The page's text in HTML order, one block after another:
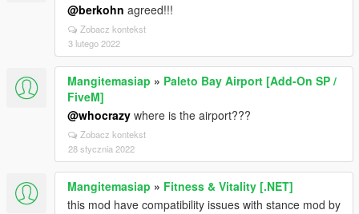
@berkohn agreed!!!
Zobacz kontekst
3 lutego 2022
Mangitemasiap » Paleto Bay Airport [Add-On SP /
FiveM]
@whocrazy where is the airport???
Zobacz kontekst
28 stycznia 2022
Mangitemasiap » Fitness & Vitality [.NET]
this mod have compatibility issues with stance mod by